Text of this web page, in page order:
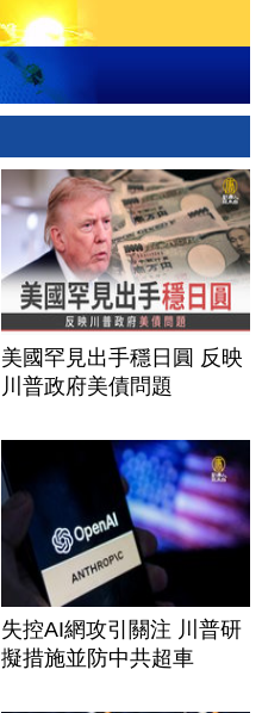
美國罕見出手穩日圓 反映
川普政府美債問題
失控AI網攻引關注 川普研
擬措施並防中共超車